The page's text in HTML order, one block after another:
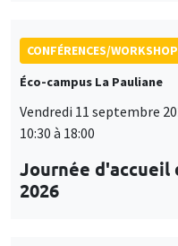
CONFÉRENCES/
Éco-campus La Pauliane
Vendredi 11 septembre
10:30 à 18:00
Journée d'accueil
2026